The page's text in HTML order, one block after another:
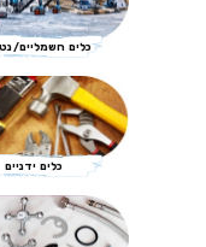
כלים ידניים
כלים חשמליים/